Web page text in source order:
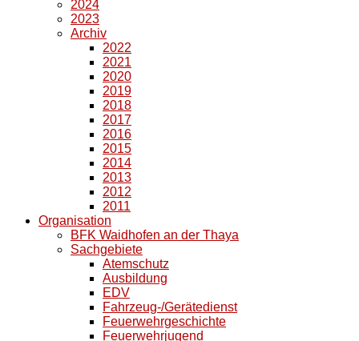
2024
2023
Archiv
2022
2021
2020
2019
2018
2017
2016
2015
2014
2013
2012
2011
Organisation
BFK Waidhofen an der Thaya
Sachgebiete
Atemschutz
Ausbildung
EDV
Fahrzeug-/Gerätedienst
Feuerwehrgeschichte
Feuerwehrjugend